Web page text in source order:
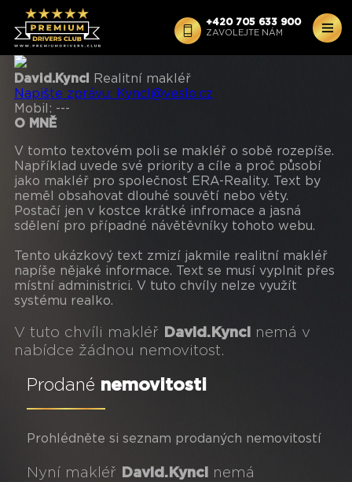
+420 705 633 900
ZAVOLEJTE NÁM
David.Kyncl
Realitní makléř
Napište zprávu: Kyncl@veslo.cz
Mobil: ---
O MNĚ
V tomto textovém poli se makléř o sobě rozepíše.
Například uvede své priority a cíle a proč působí
jako makléř pro společnost ERA-Reality. Text by
neměl obsahovat dlouhé souvětí nebo věty.
Postačí jen v kostce krátké infromace a jasná
sdělení pro případné návětěvníky tohoto webu.
Tento ukázkový text zmizí jakmile realitní makléř
napíše nějaké informace. Text se musí vyplnit přes
místní administrici. V tuto chvíly nelze využít
systému realko.
V tuto chvíli makléř David.Kyncl
nemá v
nabídce žádnou nemovitost.
Prodané nemovitosti
Prohlédněte si seznam prodaných nemovitostí
Nyní makléř David.Kyncl
nemá